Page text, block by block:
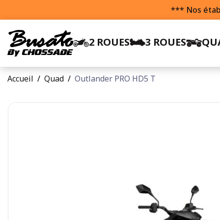
*** Nos
2 ROUES 3 ROUES
Accueil Quad Outlander PRO HD5 T